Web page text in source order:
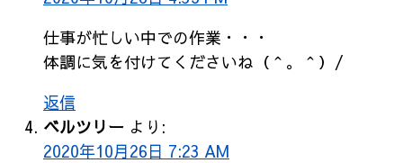
仕事が忙しい中での作業・・・
体調に気を付けてくださいね（＾。＾）/
返信
ベルツリー より:
2020年10月26日 7:23 AM